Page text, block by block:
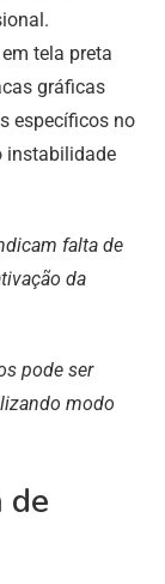
tela preta
gráficas
específicos no
instabilidade
falta de
da
pode ser
modo